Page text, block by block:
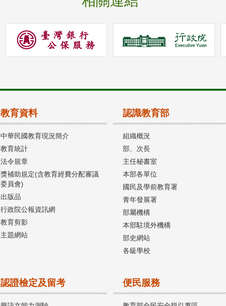
教育資料
中華民國教育現況簡介
教育統計
法令規章
獎補助規定(含教育經費分配審議
委員會)
出版品
行政院公報資訊網
教育剪影
主題網站
認識教育部
組織概況
部、次長
主任秘書室
本部各單位
國民及學前教育署
青年發展署
部屬機構
本部駐境外機構
部史網站
各級學校
認證檢定及留考 便民服務